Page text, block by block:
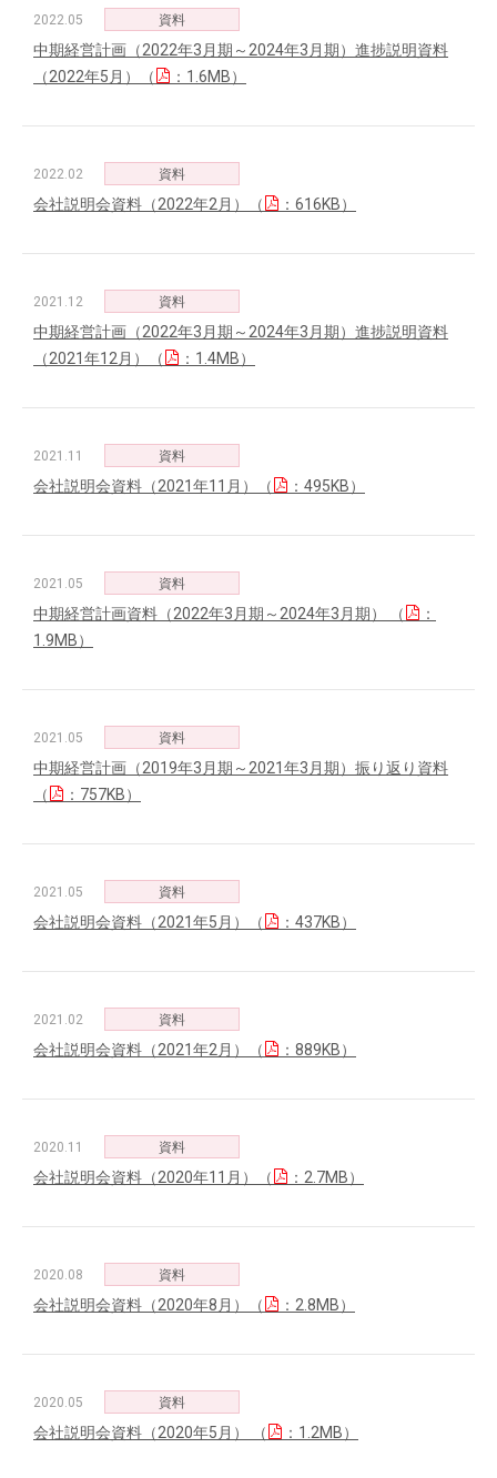
2022.05 資料
中期経営計画（2022年3月期～2024年3月期）進捗説明資料
（2022年5月）（
：1.6MB）
2022.02 資料
会社説明会資料（2022年2月）（ ：616KB）
2021.12 資料
中期経営計画（2022年3月期～2024年3月期）進捗説明資料
（2021年12月）（
：1.4MB）
2021.11 資料
会社説明会資料（2021年11月）（ ：495KB）
2021.05 資料
中期経営計画資料（2022年3月期～2024年3月期） （
：
1.9MB）
2021.05 資料
中期経営計画（2019年3月期～2021年3月期）振り返り資料
（
：757KB）
2021.05 資料
会社説明会資料（2021年5月）（ ：437KB）
2021.02 資料
会社説明会資料（2021年2月）（ ：889KB）
2020.11 資料
会社説明会資料（2020年11月）（ ：2.7MB）
2020.08 資料
会社説明会資料（2020年8月）（ ：2.8MB）
2020.05 資料
会社説明会資料（2020年5月） （ ：1.2MB）